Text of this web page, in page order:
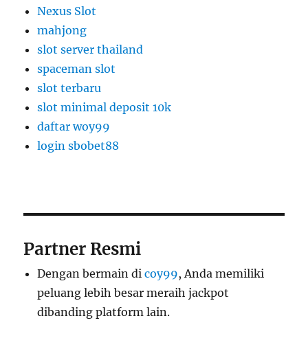
Nexus Slot
mahjong
slot server thailand
spaceman slot
slot terbaru
slot minimal deposit 10k
daftar woy99
login sbobet88
Partner Resmi
Dengan bermain dicoy99, Anda memiliki
peluang lebih besar meraih jackpot
dibanding platform lain.